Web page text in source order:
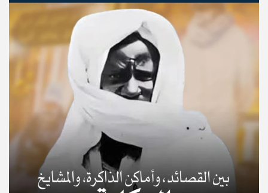
© Copyright 2025, APS